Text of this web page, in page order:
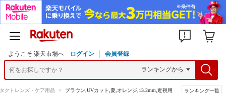
ようこそ 楽天市場へ ログイン 会員登録
クトレンズ・ケア用品 > ブラウン,UVカット,夏,オレンジ,13.2mm,近視用 ランキング一覧